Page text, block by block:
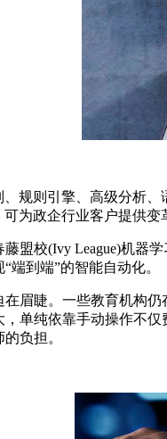
规则引擎、高级分析
为政企行业客户提供
盟校(Ivy League)机器
端到端”的智能自动化。
眉睫。一些教育机构
单纯依靠手动操作不
负担。